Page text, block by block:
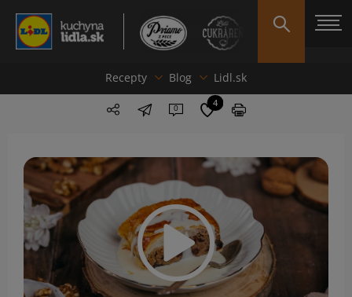
Recepty Blog Lidl.sk
0 4